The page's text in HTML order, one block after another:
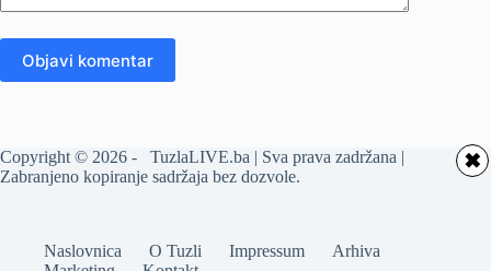
Objavi komentar
Copyright © 2026 - TuzlaLIVE.ba | Sva prava zadržana |
Zabranjeno kopiranje sadržaja bez dozvole.
Naslovnica O Tuzli Impressum
Arhiva
✖